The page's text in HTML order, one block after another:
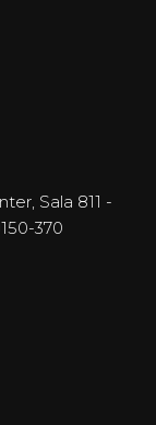
Sala 811 -
370